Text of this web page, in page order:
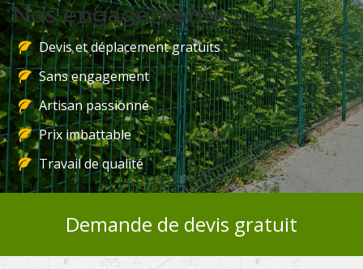
Nos engagements
Devis et déplacement gratuits
Sans engagement
Artisan passionné
Prix imbattable
Travail de qualité
Demande de devis gratuit